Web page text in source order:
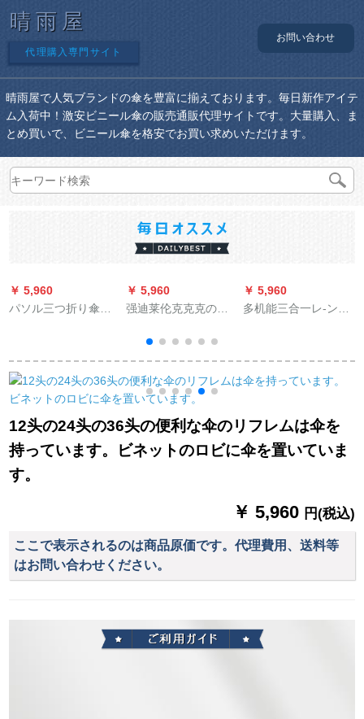
晴雨屋
代理購入専門サイト
お問い合わせ
晴雨屋で人気ブランドの傘を豊富に揃えております。毎日新作アイテ
ム入荷中！激安ビニール傘の販売通販代理サイトです。大量購入、ま
とめ買いで、ビニール傘を格安でお買い求めいただけます。
￥ 5,960
パソル三つ折り傘晴
￥ 5,960
强迪莱伦克克克の车
転车の男女屋外大人
のウォーキングキン
グキングキング旅行
帽子のひさレンコー
トレー児童学生学生
ファンシー自动车の
ポンピクM
￥ 5,960
多机能三合一レ-ンコ
ートさんのリトラッ
クトラックトラック
12头の24头の36头の便利な伞のリフレムは伞を
持っています。ビネットのロビに伞を置いていま
す。
￥ 5,960 円(税込)
ここで表示されるのは商品原価です。代理費用、送料等
はお問い合わせください。